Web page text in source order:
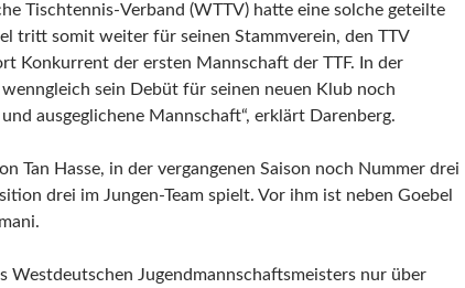
Tischtennis-Verband (WTTV) hatte eine solche geteilte
tritt somit weiter für seinen Stammverein, den TTV
Konkurrent der ersten Mannschaft der TTF. In der
sein Debüt für seinen neuen Klub noch
ausgeglichene Mannschaft“, erklärt Darenberg.
Tan Hasse, in der vergangenen Saison noch Nummer drei
drei im Jungen-Team spielt. Vor ihm ist neben Goebel
Jugendmannschaftsmeisters nur über